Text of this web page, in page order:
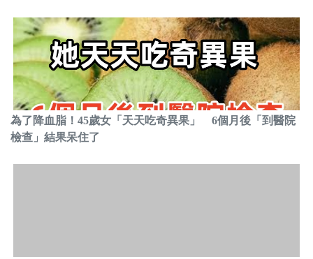
為了降血脂！45歲女「天天吃奇異果」 6個月後「到醫院
檢查」結果呆住了